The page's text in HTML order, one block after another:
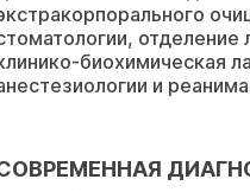
отделение
биохимическая
и